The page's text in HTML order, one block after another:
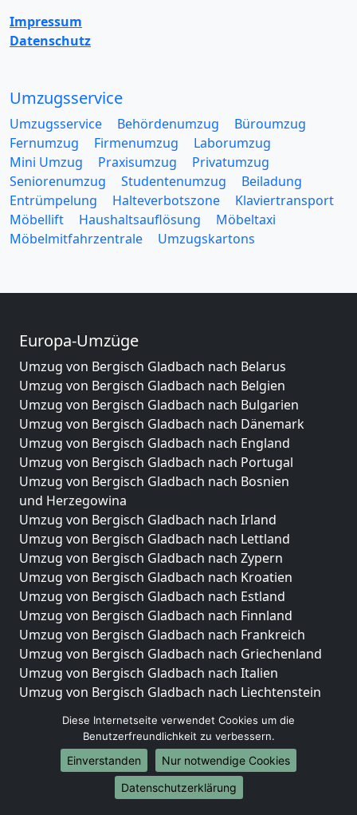
Impressum
Datenschutz
Umzugsservice
Umzugsservice Behördenumzug
Büroumzug
Fernumzug
Firmenumzug
Laborumzug
Mini Umzug
Praxisumzug
Privatumzug
Seniorenumzug
Studentenumzug
Beiladung
Entrümpelung
Halteverbotszone
Klaviertransport
Möbellift
Haushaltsauflösung
Möbeltaxi
Möbelmitfahrzentrale
Umzugskartons
Europa-Umzüge
Umzug von Bergisch Gladbach nach Belarus
Umzug von Bergisch Gladbach nach Belgien
Umzug von Bergisch Gladbach nach Bulgarien
Umzug von Bergisch Gladbach nach Dänemark
Umzug von Bergisch Gladbach nach England
Umzug von Bergisch Gladbach nach Portugal
Umzug von Bergisch Gladbach nach Bosnien
und Herzegowina
Umzug von Bergisch Gladbach nach Irland
Umzug von Bergisch Gladbach nach Lettland
Umzug von Bergisch Gladbach nach Zypern
Umzug von Bergisch Gladbach nach Kroatien
Umzug von Bergisch Gladbach nach Estland
Umzug von Bergisch Gladbach nach Finnland
Umzug von Bergisch Gladbach nach Frankreich
Umzug von Bergisch Gladbach nach Griechenland
Umzug von Bergisch Gladbach nach Italien
Umzug von Bergisch Gladbach nach Liechtenstein
Umzug von Bergisch Gladbach nach Niederlande
Umzug von Bergisch Gladbach nach Norwegen
Umzüge-Deutschlandweit
Diese Internetseite verwendet Cookies um die
Benutzerfreundlichkeit zu verbessern.
Einverstanden
Nur notwendige Cookies
Datenschutzerklärung